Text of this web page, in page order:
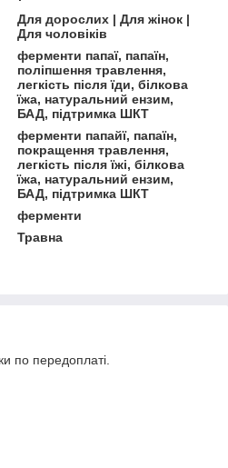
Для дорослих | Для жінок |
Для чоловіків
ферменти папаї, папаїн,
поліпшення травлення,
легкість після їди, білкова
їжа, натуральний ензим,
БАД, підтримка ШКТ
ферменти папайї, папаїн,
покращення травлення,
легкість після їжі, білкова
їжа, натуральний ензим,
БАД, підтримка ШКТ
ферменти
Травна
по передоплаті.